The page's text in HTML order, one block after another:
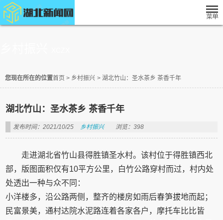
您现在所在的位置首页 > 乡村振兴 > 湖北竹山：圣水茶乡 茶香千年
湖北竹山：圣水茶乡 茶香千年
发布时间：2021/10/25 乡村振兴 浏览：398
走进湖北省竹山县得胜镇圣水村。该村位于得胜镇西北
部，版图面积仅有10平方公里，白竹公路穿村而过，村内处
处透出一种与众不同：
小洋楼多，沿公路两侧，整齐的楼房如雨后春笋拔地而起；
民富景美，通村达院水泥路连着各家各户，摩托车比比皆